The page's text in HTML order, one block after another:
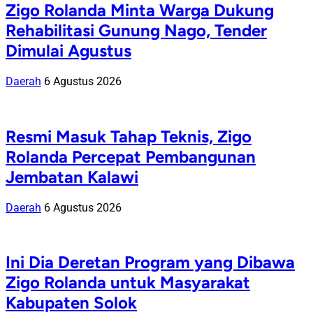
Zigo Rolanda Minta Warga Dukung
Rehabilitasi Gunung Nago, Tender
Dimulai Agustus
Daerah 6 Agustus 2026
Resmi Masuk Tahap Teknis, Zigo
Rolanda Percepat Pembangunan
Jembatan Kalawi
Daerah 6 Agustus 2026
Ini Dia Deretan Program yang Dibawa
Zigo Rolanda untuk Masyarakat
Kabupaten Solok